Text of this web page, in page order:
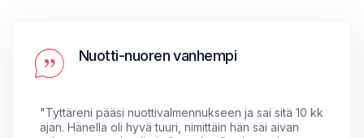
Nuotti-nuoren vanhempi
"Tyttäreni pääsi nuottivalmennukseen ja sai sitä 10 kk
ajan. Hänellä oli hyvä tuuri, nimittäin hän sai aivan